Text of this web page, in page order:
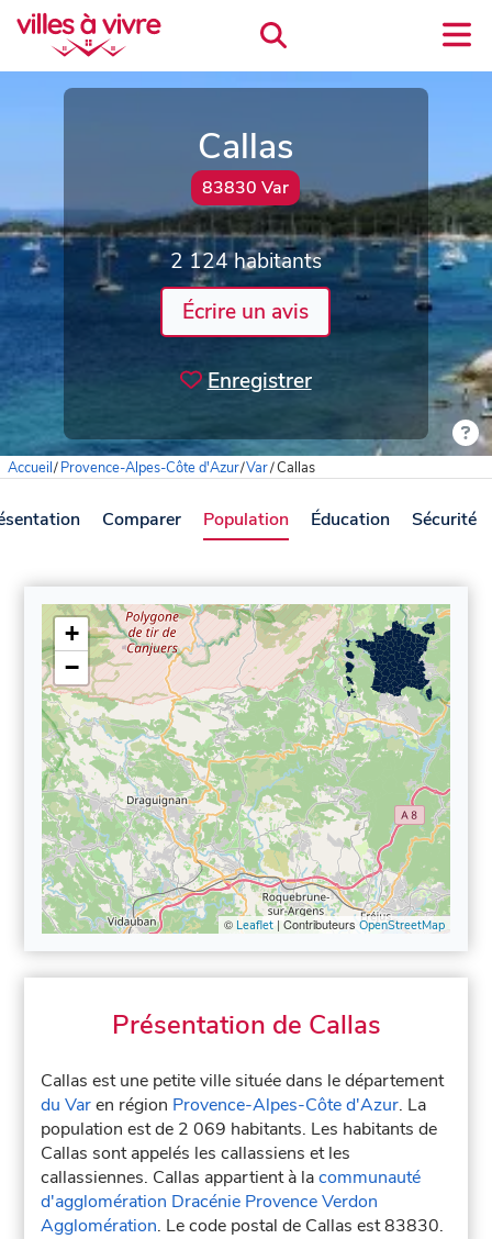
Callas
83830 Var
2 124 habitants
Écrire un avis
Enregistrer
Accueil/Provence-Alpes-Côte d'Azur/Var/Callas
Comparer Population Éducation Sécurité
+
−
© Leaflet| Contributeurs OpenStreetMap
Présentation de Callas
Callas est une petite ville située dans le département
du Varen région Provence-Alpes-Côte d'Azur. La
population est de 2 069 habitants. Les habitants de
Callas sont appelés les callassiens et les
callassiennes. Callas appartient à lacommunauté
d'agglomération Dracénie Provence Verdon
Agglomération. Le code postal de Callas est 83830.